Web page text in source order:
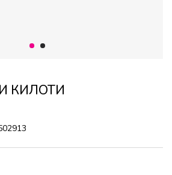
1 2
КИЛОТИ